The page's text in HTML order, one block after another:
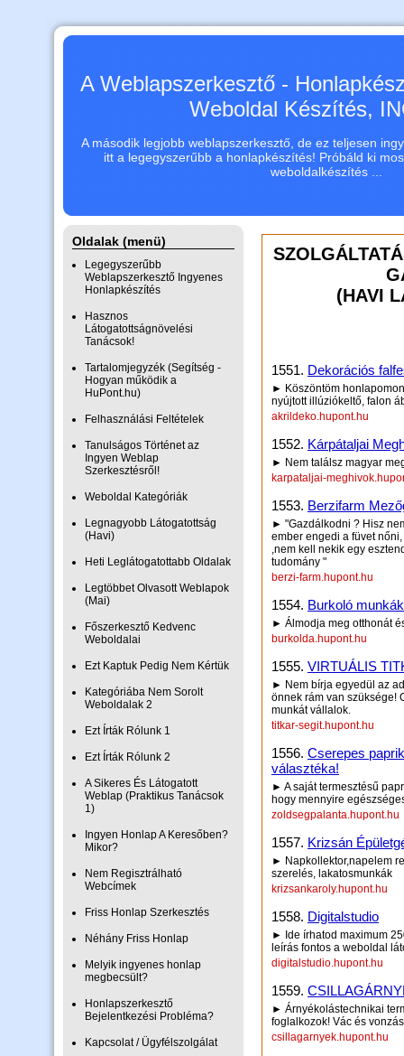
A Weblapszerkesztő -
Weboldal Készítés,
A második legjobb weblapszerkesztő, de ez teljesen
itt a legegyszerűbb a honlapkészítés! Próbáld ki
weboldalkészítés ...
Oldalak (menü)
Legegyszerűbb
Weblapszerkesztő Ingyenes
Honlapkészítés
Hasznos
Látogatottságnövelési
Tanácsok!
Tartalomjegyzék (Segítség -
Hogyan működik a
HuPont.hu)
Felhasználási Feltételek
Tanulságos Történet az
Ingyen Weblap
Szerkesztésről!
Weboldal Kategóriák
Legnagyobb Látogatottság
(Havi)
Heti Leglátogatottabb Oldalak
Legtöbbet Olvasott Weblapok
(Mai)
Főszerkesztő Kedvenc
Weboldalai
Ezt Kaptuk Pedig Nem Kértük
Kategóriába Nem Sorolt
Weboldalak 2
Ezt Írták Rólunk 1
Ezt Írták Rólunk 2
A Sikeres És Látogatott
Weblap (Praktikus Tanácsok
1)
Ingyen Honlap A Keresőben?
Mikor?
Nem Regisztrálható
Webcímek
Friss Honlap Szerkesztés
Néhány Friss Honlap
Melyik ingyenes honlap
megbecsült?
Honlapszerkesztő
Bejelentkezési Probléma?
Kapcsolat / Ügyfélszolgálat
(HAVI
1551. Dekorációs
► Köszöntöm
nyújtott illúziókeltő, falon
akrildeko.hupont.hu
1552. Kárpátaljai
► Nem találsz magyar
karpataljai-
1553. Berzifarm
► "Gazdálkodni ? Hisz
ember engedi a füvet
,nem kell nekik egy
tudomány "
berzi-farm.hupont.hu
1554. Burkoló
► Álmodja meg otthonát
burkolda.hupont.hu
1555. VIRTUÁLIS
► Nem bírja egyedül az
önnek rám van szüksége!
munkát vállalok.
titkar-segit.hupont.hu
1556. Cserepes
választéka!
► A saját termesztésű
hogy mennyire
zoldsegpalanta.hupont.hu
1557. Krizsán
► Napkollektor,napelem
szerelés, lakatosmunkák
krizsankaroly.hupont.hu
1558. Digitalstudio
► Ide írhatod maximum
leírás fontos a weboldal
digitalstudio.hupont.hu
1559.
► Árnyékolástechnikai
foglalkozok! Vác és
csillagarnyek.hupont.hu